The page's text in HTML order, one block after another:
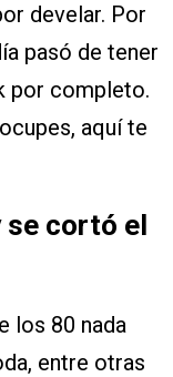
develar. Por
pasó de tener
por completo.
aquí te
se cortó el
los 80 nada
entre otras